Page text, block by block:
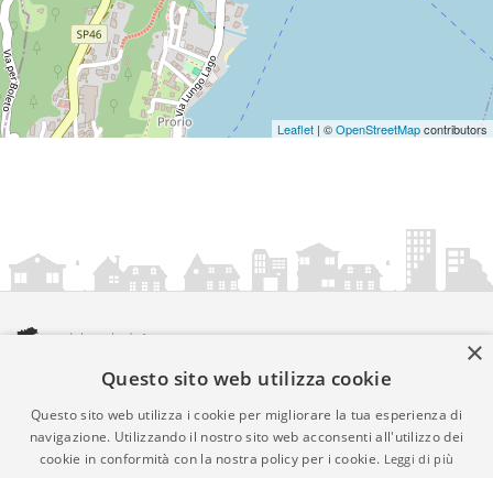
Leaflet | ©OpenStreetMapcontributors
amministrazionicomunali.it è una iniziativa diartemedia.it
© Copyright MMXXIV - P.IVA 05400000724
Informazioni sul servizio |Informativa Privacy| Informativa
Cookies • Time 0.013
×
Questo sito web utilizza cookie
Questo sito web utilizza i cookie per migliorare la tua esperienza di
navigazione. Utilizzando il nostro sito web acconsenti all'utilizzo dei
cookie in conformità con la nostra policy per i cookie. Leggi di più